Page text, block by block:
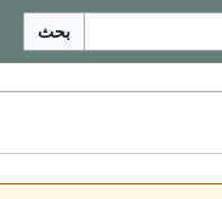
بحث